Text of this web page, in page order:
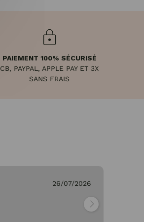
PAIEMENT 100% SÉCURISÉ
CB, PAYPAL, APPLE PAY ET 3X
SANS FRAIS
26/07/2026